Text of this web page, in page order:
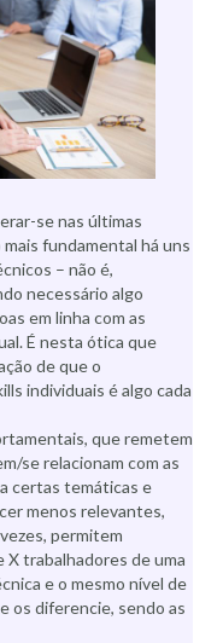
se nas últimas
fundamental há uns
– não é,
necessário algo
em linha com as
É nesta ótica que
de que o
individuais é algo cada
que remetem
se relacionam com as
certas temáticas e
menos relevantes,
permitem
trabalhadores de uma
e o mesmo nível de
os diferencie, sendo as